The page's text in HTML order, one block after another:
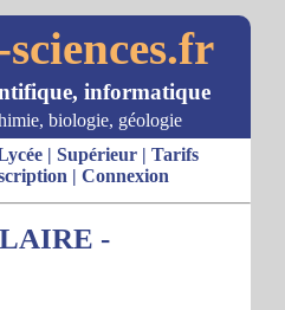
informatique
biologie, géologie
| Supérieur| Tarifs
| Connexion
-